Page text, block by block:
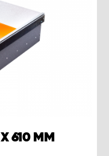
610 MM